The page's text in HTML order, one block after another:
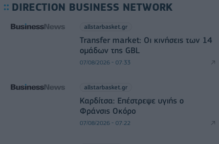
DIRECTION BUSINESS NETWORK
allstarbasket.gr
Transfer market: Οι κινήσεις των 14
ομάδων της GBL
07/08/2026 - 07:33
allstarbasket.gr
Καρδίτσα: Επέστρεψε υγιής ο
Φράνσις Οκόρο
07/08/2026 - 07:22